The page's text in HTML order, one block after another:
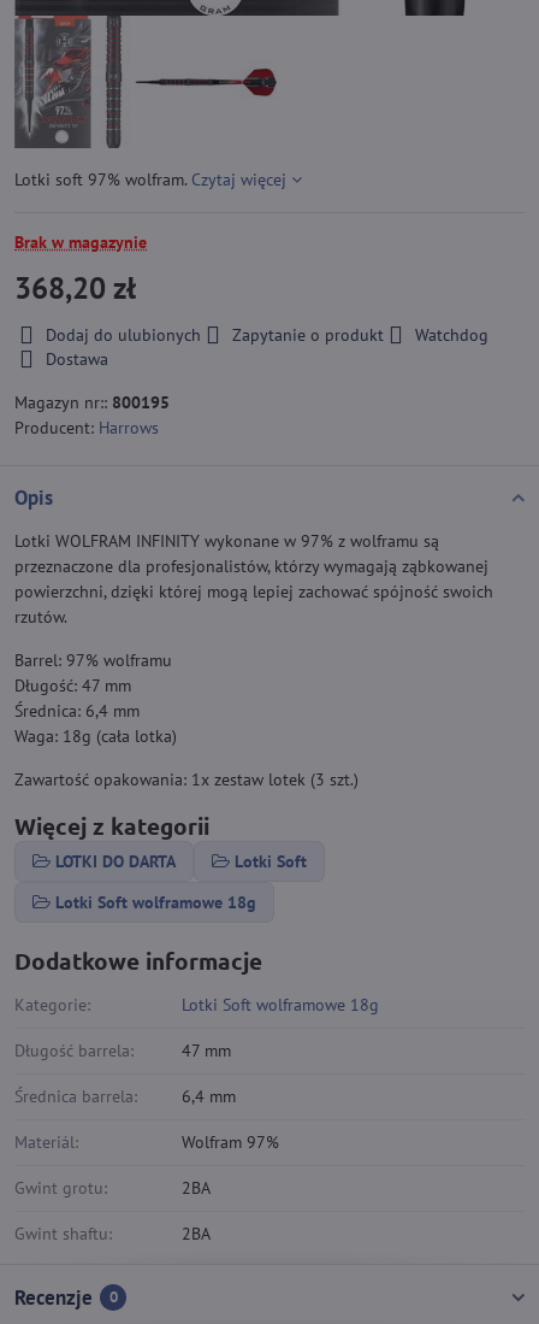
Lotki soft 97% wolfram. Czytaj więcej
Brak w magazynie
368,20 zł
Dodaj do ulubionych Zapytanie o produkt
Watchdog
Dostawa
Magazyn nr:: 800195
Producent: Harrows
Opis
Lotki WOLFRAM INFINITY wykonane w 97% z wolframu są
przeznaczone dla profesjonalistów, którzy wymagają ząbkowanej
powierzchni, dzięki której mogą lepiej zachować spójność swoich
rzutów.
Barrel: 97% wolframu
Długość: 47 mm
Średnica: 6,4 mm
Waga: 18g (cała lotka)
Zawartość opakowania: 1x zestaw lotek (3 szt.)
Więcej z kategorii
LOTKI DO DARTA
Lotki Soft
Lotki Soft wolframowe 18g
Dodatkowe informacje
Kategorie: Lotki Soft wolframowe 18g
Długość barrela: 47 mm
Średnica barrela: 6,4 mm
Materiál: Wolfram 97%
Gwint grotu: 2BA
Gwint shaftu: 2BA
Recenzje 0